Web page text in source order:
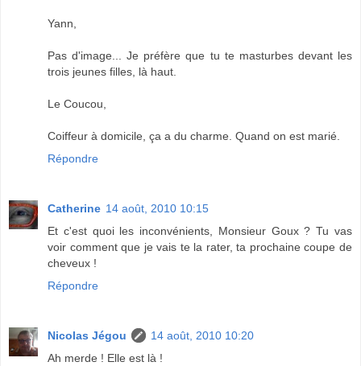
Yann,
Pas d'image... Je préfère que tu te masturbes devant les
trois jeunes filles, là haut.
Le Coucou,
Coiffeur à domicile, ça a du charme. Quand on est marié.
Répondre
Catherine 14 août, 2010 10:15
Et c'est quoi les inconvénients, Monsieur Goux ? Tu vas
voir comment que je vais te la rater, ta prochaine coupe de
cheveux !
Répondre
Nicolas Jégou
14 août, 2010 10:20
Ah merde ! Elle est là !